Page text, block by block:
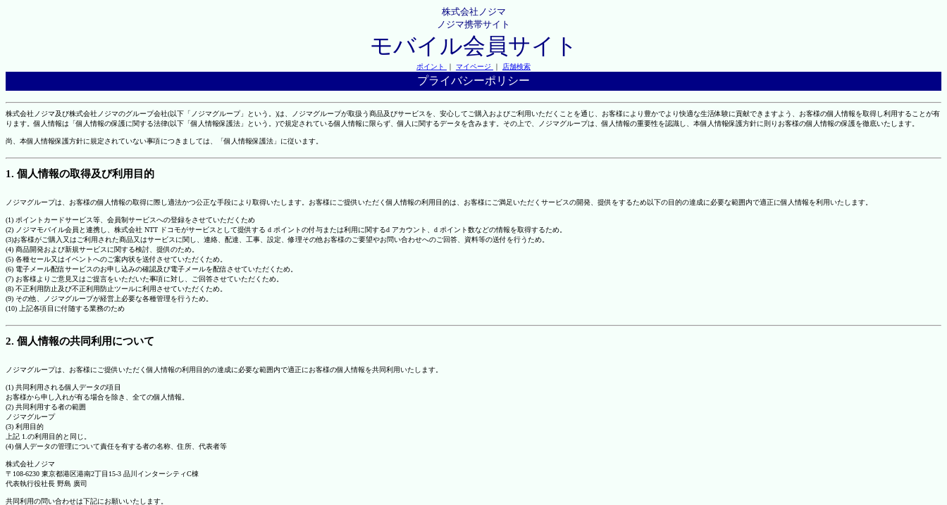
株式会社ノジマ
ノジマ携帯サイト
モバイル会員サイト
ポイント ｜ マイページ ｜ 店舗検索
プライバシーポリシー
株式会社ノジマ及び株式会社ノジマのグループ会社(以下「ノジマグループ」という。)は、ノジマグループが取扱う商品及びサービスを、安心してご購入およびご利用いただくことを通じ、お客様により豊かでより快適な生活体験に貢献できますよう、お客様の個人情報を取得し利用することが有
ります。個人情報は「個人情報の保護に関する法律(以下「個人情報保護法」という。)で規定されている個人情報に限らず、個人に関するデータを含みます。その上で、ノジマグループは、個人情報の重要性を認識し、本個人情報保護方針に則りお客様の個人情報の保護を徹底いたします。
尚、本個人情報保護方針に規定されていない事項につきましては、「個人情報保護法」に従います。
1. 個人情報の取得及び利用目的
ノジマグループは、お客様の個人情報の取得に際し適法かつ公正な手段により取得いたします。お客様にご提供いただく個人情報の利用目的は、お客様にご満足いただくサービスの開発、提供をするため以下の目的の達成に必要な範囲内で適正に個人情報を利用いたします。
(1) ポイントカードサービス等、会員制サービスへの登録をさせていただくため
(2) ノジマモバイル会員と連携し、株式会社 NTT ドコモがサービスとして提供する d ポイントの付与または利用に関するd アカウント、d ポイント数などの情報を取得するため。
(3)お客様がご購入又はご利用された商品又はサービスに関し、連絡、配達、工事、設定、修理その他お客様のご要望やお問い合わせへのご回答、資料等の送付を行うため。
(4) 商品開発および新規サービスに関する検討、提供のため。
(5) 各種セール又はイベントへのご案内状を送付させていただくため。
(6) 電子メール配信サービスのお申し込みの確認及び電子メールを配信させていただくため。
(7) お客様よりご意見又はご提言をいただいた事項に対し、ご回答させていただくため。
(8) 不正利用防止及び不正利用防止ツールに利用させていただくため。
(9) その他、ノジマグループが経営上必要な各種管理を行うため。
(10) 上記各項目に付随する業務のため
2. 個人情報の共同利用について
ノジマグループは、お客様にご提供いただく個人情報の利用目的の達成に必要な範囲内で適正にお客様の個人情報を共同利用いたします。
(1) 共同利用される個人データの項目
お客様から申し入れが有る場合を除き、全ての個人情報。
(2) 共同利用する者の範囲
ノジマグループ
(3) 利用目的
上記 1.の利用目的と同じ。
(4) 個人データの管理について責任を有する者の名称、住所、代表者等
株式会社ノジマ
〒108-6230 東京都港区港南2丁目15-3 品川インターシティC棟
代表執行役社長 野島 廣司
共同利用の問い合わせは下記にお願いいたします。